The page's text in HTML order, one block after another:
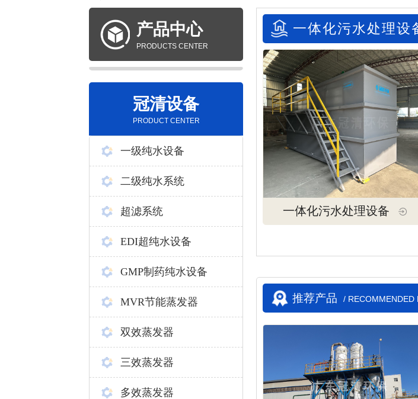
一体化污水处理设
一体化污水处理设备
推荐产品 / RECOMMENDED
产品中心
PRODUCTS CENTER
冠清设备
PRODUCT CENTER
一级纯水设备
二级纯水系统
超滤系统
EDI超纯水设备
GMP制药纯水设备
MVR节能蒸发器
双效蒸发器
三效蒸发器
多效蒸发器